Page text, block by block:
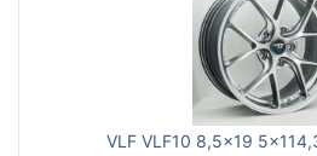
VLF VLF10 8,5x19